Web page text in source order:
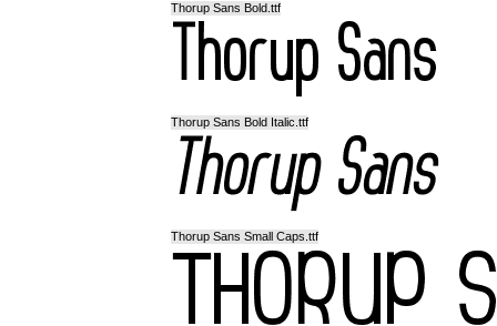
Thorup Sans Bold.ttf
Thorup Sans Bold Italic.ttf
Thorup Sans Small Caps.ttf